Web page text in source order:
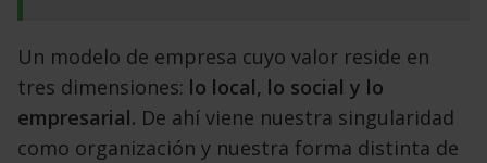
Un modelo de empresa cuyo valor reside en
tres dimensiones: lo local, lo social y lo
empresarial. De ahí viene nuestra singularidad
como organización y nuestra forma distinta de